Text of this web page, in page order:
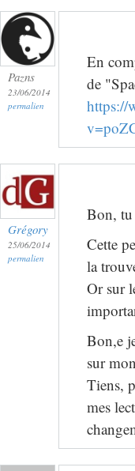
Pazns
23/06/2014
permalien
En
de
https://
Grégory
25/06/2014
permalien
Bon, tu
Cette
la
Or sur
Bon,e
sur
Tiens,
mes